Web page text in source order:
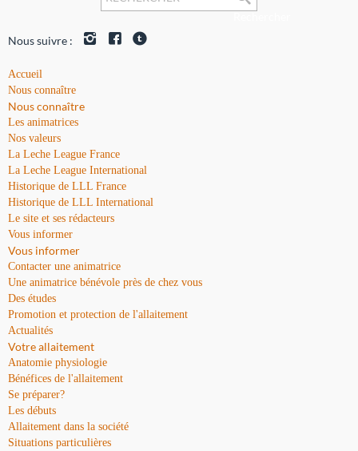
Nous suivre :
Accueil
Nous connaître
Nous connaître
Les animatrices
Nos valeurs
La Leche League France
La Leche League International
Historique de LLL France
Historique de LLL International
Le site et ses rédacteurs
Vous informer
Vous informer
Contacter une animatrice
Une animatrice bénévole près de chez vous
Des études
Promotion et protection de l'allaitement
Actualités
Votre allaitement
Anatomie physiologie
Bénéfices de l'allaitement
Se préparer?
Les débuts
Allaitement dans la société
Situations particulières